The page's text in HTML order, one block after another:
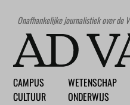
Onafhankelijke journalistiek over de
CAMPUS
CULTUUR
WETENSCHAP
ONDERWIJS